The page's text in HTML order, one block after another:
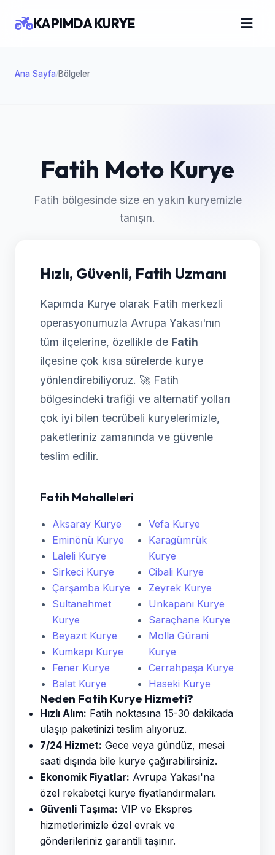
Ana Sayfa/Bölgeler
KAPIMDA KURYE
Fatih Moto Kurye
Fatih bölgesinde size en yakın kuryemizle
tanışın.
Hızlı, Güvenli, Fatih Uzmanı
Kapımda Kurye olarak Fatih merkezli
operasyonumuzla Avrupa Yakası'nın
tüm ilçelerine, özellikle de Fatih
ilçesine çok kısa sürelerde kurye
yönlendirebiliyoruz. 🚀 Fatih
bölgesindeki trafiği ve alternatif yolları
çok iyi bilen tecrübeli kuryelerimizle,
paketleriniz zamanında ve güvenle
teslim edilir.
Fatih Mahalleleri
Aksaray Kurye
Eminönü Kurye
Laleli Kurye
Sirkeci Kurye
Çarşamba Kurye
Sultanahmet
Kurye
Beyazıt Kurye
Kumkapı Kurye
Fener Kurye
Balat Kurye
Vefa Kurye
Karagümrük
Kurye
Cibali Kurye
Zeyrek Kurye
Unkapanı Kurye
Saraçhane Kurye
Molla Gürani
Kurye
Cerrahpaşa Kurye
Haseki Kurye
Neden Fatih Kurye Hizmeti?
Hızlı Alım: Fatih noktasına 15-30 dakikada
ulaşıp paketinizi teslim alıyoruz.
7/24 Hizmet: Gece veya gündüz, mesai
saati dışında bile kurye çağırabilirsiniz.
Ekonomik Fiyatlar: Avrupa Yakası'na
özel rekabetçi kurye fiyatlandırmaları.
Güvenli Taşıma: VIP ve Ekspres
hizmetlerimizle özel evrak ve
gönderileriniz garantili taşınır.